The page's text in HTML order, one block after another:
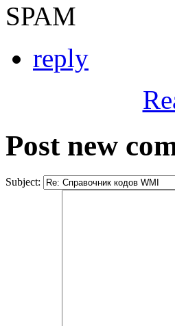
SPAM
reply
Post new
Subject: